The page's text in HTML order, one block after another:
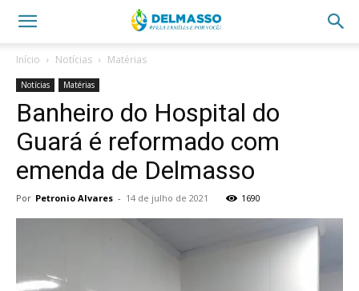
Início Notícias Matérias
Notícias Matérias
Banheiro do Hospital do
Guará é reformado com
emenda de Delmasso
Por Petronio Alvares - 14 de julho de 2021 1690